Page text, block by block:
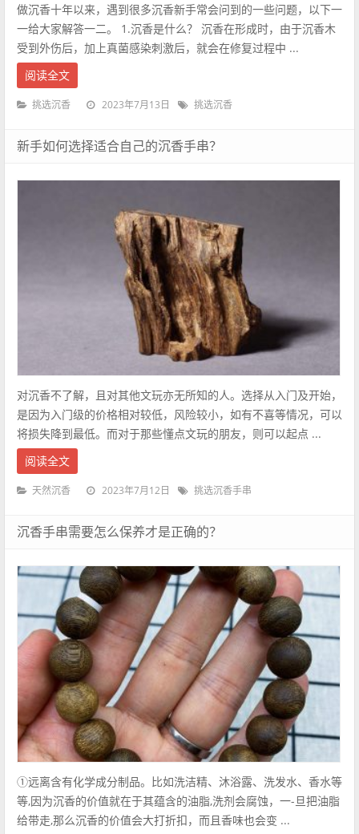
做沉香十年以来，遇到很多沉香新手常会问到的一些问题，以下一
一给大家解答一二。 1.沉香是什么？ 沉香在形成时，由于沉香木
受到外伤后，加上真菌感染刺激后，就会在修复过程中 ...
阅读全文
挑选沉香 2023年7月13日 挑选沉香
新手如何选择适合自己的沉香手串？
对沉香不了解，且对其他文玩亦无所知的人。选择从入门及开始，
是因为入门级的价格相对较低，风险较小，如有不喜等情况，可以
将损失降到最低。而对于那些懂点文玩的朋友，则可以起点 ...
阅读全文
天然沉香 2023年7月12日 挑选沉香手串
沉香手串需要怎么保养才是正确的？
①远离含有化学成分制品。比如洗洁精、沐浴露、洗发水、香水等
等,因为沉香的价值就在于其蕴含的油脂,洗剂会腐蚀，一-旦把油脂
给带走,那么沉香的价值会大打折扣，而且香味也会变 ...